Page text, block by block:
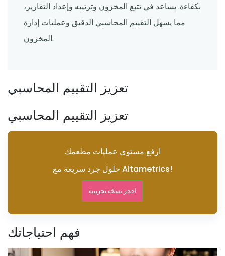
بكفاءة. يساعد في تتبع المخزون وترتيبه وإعداد التقارير،
مما يسهل التقييم المحاسبي الدقيق وعمليات إدارة
المخزون.
تعزيز التقييم المحاسبي
تعزيز التقييم المحاسبي
ارفع مستوى عمليات مطعمك
حلول جرد سريعة مع Altametrics!
احجز نسخة تجريبية
فهم احتياجاتك